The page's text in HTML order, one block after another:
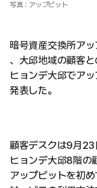
写真：アップビット
暗号資産交換所ア
、大邱地域の顧客
ヒョンデ大邱でア
発表した。
顧客デスクは9月23
ヒョンデ大邱8階の
アップビットを初め